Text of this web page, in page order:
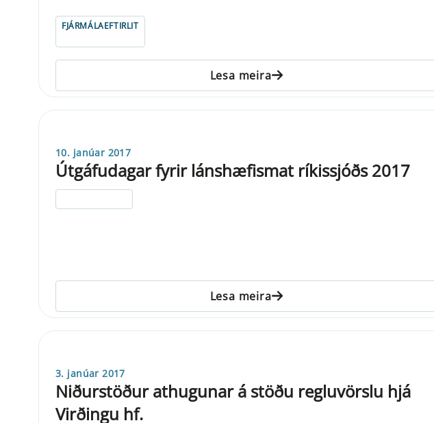
FJÁRMÁLAEFTIRLIT
Lesa meira
10. janúar 2017
Útgáfudagar fyrir lánshæfismat ríkissjóðs 2017
Lesa meira
3. janúar 2017
Niðurstöður athugunar á stöðu regluvörslu hjá
Virðingu hf.